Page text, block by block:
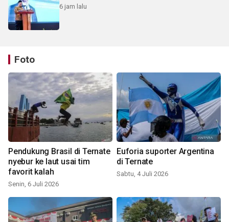
6 jam lalu
Foto
Pendukung Brasil di Ternate
nyebur ke laut usai tim
favorit kalah
Senin, 6 Juli 2026
Euforia suporter Argentina
di Ternate
Sabtu, 4 Juli 2026